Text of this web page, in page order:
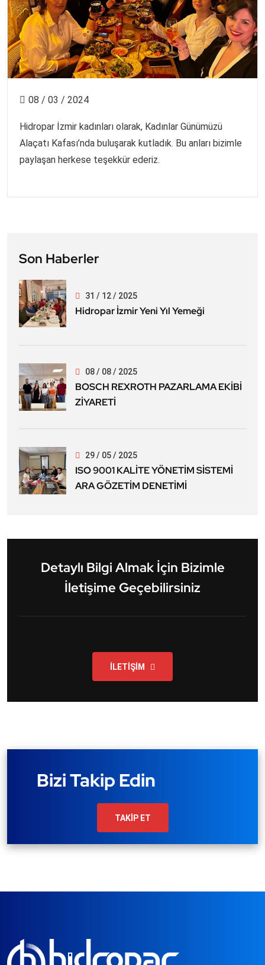
08 / 03 / 2024
Hidropar İzmir kadınları olarak, Kadınlar Günümüzü
Alaçatı Kafası’nda buluşarak kutladık. Bu anları bizimle
paylaşan herkese teşekkür ederiz.
Son Haberler
31 / 12 / 2025
Hidropar İzmir Yeni Yıl Yemeği
08 / 08 / 2025
BOSCH REXROTH PAZARLAMA EKİBİ
ZİYARETİ
29 / 05 / 2025
ISO 9001 KALİTE YÖNETİM SİSTEMİ
ARA GÖZETİM DENETİMİ
Detaylı Bilgi Almak İçin Bizimle
İletişime Geçebilirsiniz
İLETİŞİM
Bizi Takip Edin
TAKİP ET